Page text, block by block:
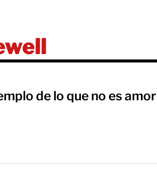
de lo que no es amor